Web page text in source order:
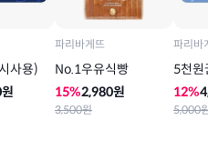
사용)
원
파리바게뜨
No.1우유식빵
15%2,980원
3,500원
파리바
5천원
12%
5,000